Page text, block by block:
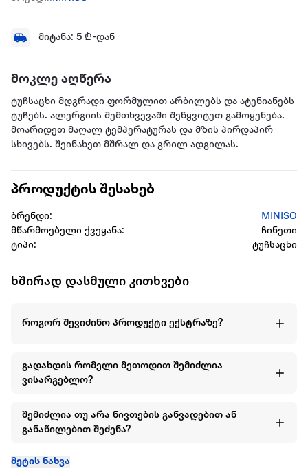
მიტანა: 5 ₾-დან
მოკლე აღწერა
ტუჩსაცხი მდგრადი ფორმულით არბილებს და ატენიანებს
ტუჩებს. ალერგიის შემთხვევაში შეწყვიტეთ გამოყენება.
მოარიდეთ მაღალ ტემპერატურას და მზის პირდაპირ
სხივებს. შეინახეთ მშრალ და გრილ ადგილას.
პროდუქტის შესახებ
ბრენდი:
MINISO
მწარმოებელი ქვეყანა:
ჩინეთი
ტიპი:
ტუჩსაცხი
ხშირად დასმული კითხვები
როგორ შევიძინო პროდუქტი ექსტრაზე?
გადახდის რომელი მეთოდით შემიძლია
ვისარგებლო?
შემიძლია თუ არა ნივთების განვადებით ან
განაწილებით შეძენა?
მეტის ნახვა